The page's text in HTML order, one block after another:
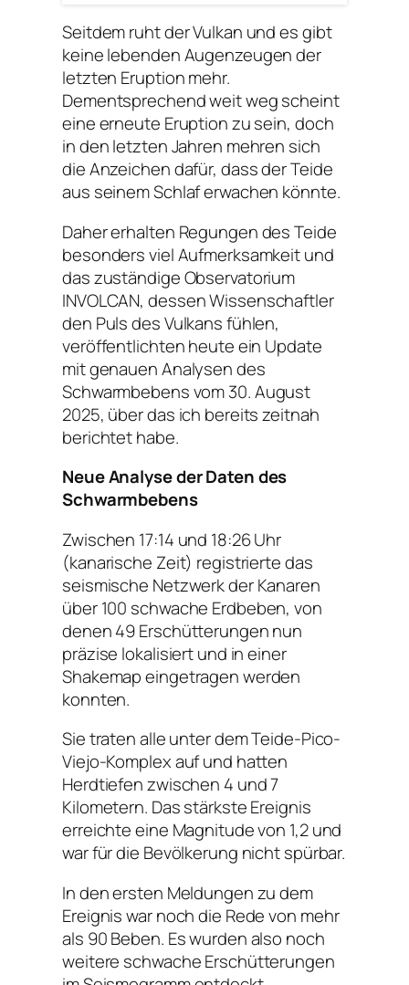
Seitdem ruht der Vulkan und es gibt
keine lebenden Augenzeugen der
letzten Eruption mehr.
Dementsprechend weit weg scheint
eine erneute Eruption zu sein, doch
in den letzten Jahren mehren sich
die Anzeichen dafür, dass der Teide
aus seinem Schlaf erwachen könnte.
Daher erhalten Regungen des Teide
besonders viel Aufmerksamkeit und
das zuständige Observatorium
INVOLCAN, dessen Wissenschaftler
den Puls des Vulkans fühlen,
veröffentlichten heute ein Update
mit genauen Analysen des
Schwarmbebens vom 30. August
2025, über das ich bereits zeitnah
berichtet habe.
Neue Analyse der Daten des
Schwarmbebens
Zwischen 17:14 und 18:26 Uhr
(kanarische Zeit) registrierte das
seismische Netzwerk der Kanaren
über 100 schwache Erdbeben, von
denen 49 Erschütterungen nun
präzise lokalisiert und in einer
Shakemap eingetragen werden
konnten.
Sie traten alle unter dem Teide-Pico-
Viejo-Komplex auf und hatten
Herdtiefen zwischen 4 und 7
Kilometern. Das stärkste Ereignis
erreichte eine Magnitude von 1,2 und
war für die Bevölkerung nicht spürbar.
In den ersten Meldungen zu dem
Ereignis war noch die Rede von mehr
als 90 Beben. Es wurden also noch
weitere schwache Erschütterungen